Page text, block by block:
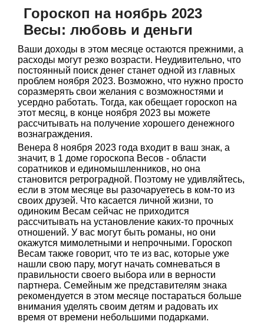
Гороскоп на ноябрь 2023
Весы: любовь и деньги
Ваши доходы в этом месяце остаются прежними, а
расходы могут резко возрасти. Неудивительно, что
постоянный поиск денег станет одной из главных
проблем ноября 2023. Возможно, что нужно просто
соразмерять свои желания с возможностями и
усердно работать. Тогда, как обещает гороскоп на
этот месяц, в конце ноября 2023 вы можете
рассчитывать на получение хорошего денежного
вознаграждения.
Венера 8 ноября 2023 года входит в ваш знак, а
значит, в 1 доме гороскопа Весов - области
соратников и единомышленников, но она
становится ретроградной. Поэтому не удивляйтесь,
если в этом месяце вы разочаруетесь в ком-то из
своих друзей. Что касается личной жизни, то
одиноким Весам сейчас не приходится
рассчитывать на установление каких-то прочных
отношений. У вас могут быть романы, но они
окажутся мимолетными и непрочными. Гороскоп
Весам также говорит, что те из вас, которые уже
нашли свою пару, могут начать сомневаться в
правильности своего выбора или в верности
партнера. Семейным же представителям знака
рекомендуется в этом месяце постараться больше
внимания уделять своим детям и радовать их
время от времени небольшими подарками.